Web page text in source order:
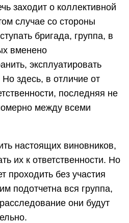
заходит о коллективной
случае со стороны
бригада, группа, в
вменено
эксплуатировать
здесь, в отличие от
последняя не
между всеми
настоящих виновников,
их к ответственности. Но
проходить без участия
подотчетна вся группа,
они будут